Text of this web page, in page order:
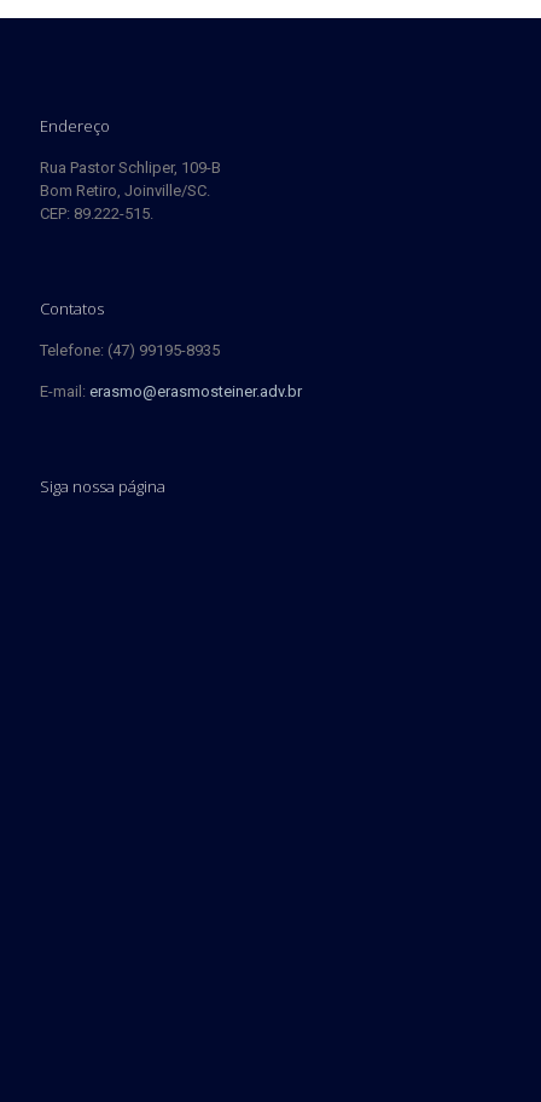
Endereço
Rua Pastor Schliper, 109-B
Bom Retiro, Joinville/SC.
CEP: 89.222-515.
Contatos
Telefone: (47) 99195-8935
E-mail: erasmo@erasmosteiner.adv.br
Siga nossa página